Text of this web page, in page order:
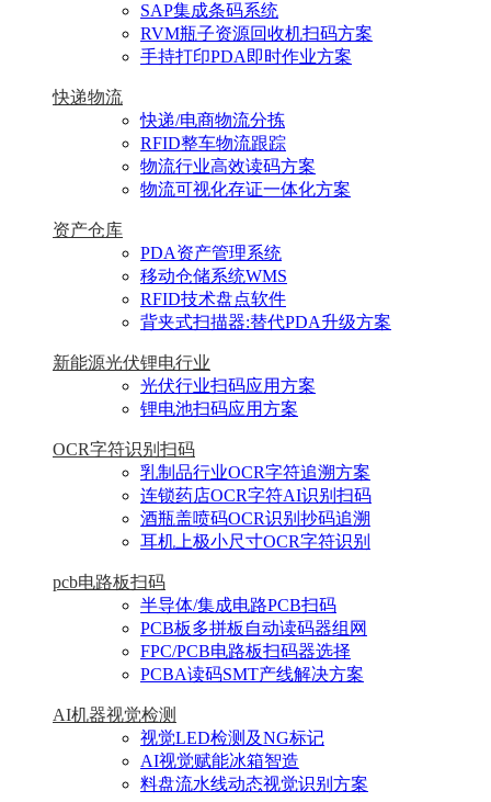
SAP集成条码系统
RVM瓶子资源回收机扫码方案
手持打印PDA即时作业方案
快递物流
快递/电商物流分拣
RFID整车物流跟踪
物流行业高效读码方案
物流可视化存证一体化方案
资产仓库
PDA资产管理系统
移动仓储系统WMS
RFID技术盘点软件
背夹式扫描器:替代PDA升级方案
新能源光伏锂电行业
光伏行业扫码应用方案
锂电池扫码应用方案
OCR字符识别扫码
乳制品行业OCR字符追溯方案
连锁药店OCR字符AI识别扫码
酒瓶盖喷码OCR识别抄码追溯
耳机上极小尺寸OCR字符识别
pcb电路板扫码
半导体/集成电路PCB扫码
PCB板多拼板自动读码器组网
FPC/PCB电路板扫码器选择
PCBA读码SMT产线解决方案
AI机器视觉检测
视觉LED检测及NG标记
AI视觉赋能冰箱智造
料盘流水线动态视觉识别方案